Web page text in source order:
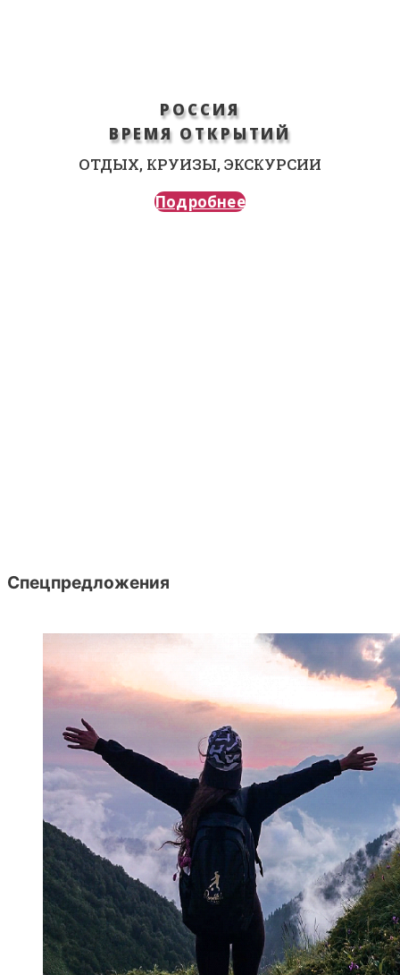
РОССИЯ
ВРЕМЯ ОТКРЫТИЙ
ОТДЫХ, КРУИЗЫ, ЭКСКУРСИИ
Подробнее
Спецпредложения